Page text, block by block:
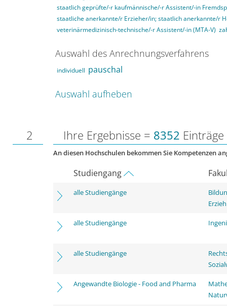
staatlich geprüfte/-r kaufmännische/-r Assistent/-in
staatliche anerkannte/r Erzieher/in; staatlich anerkannte/r
veterinärmedizinisch-technische/-r Assistent/-in (MTA-V)
Auswahl des Anrechnungsverfahrens
individuell pauschal
Auswahl aufheben
2 Ihre Ergebnisse = 8352 Einträge
An diesen Hochschulen bekommen Sie Kompetenzen
Studiengang
alle Studiengänge
alle Studiengänge
alle Studiengänge
Angewandte Biologie - Food and Pharma